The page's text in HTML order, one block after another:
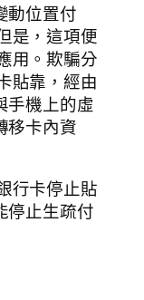
動位置付
是，這項便
用。欺騙分
貼靠，經由
手機上的虛
移卡內資
行卡停止貼
停止生疏付